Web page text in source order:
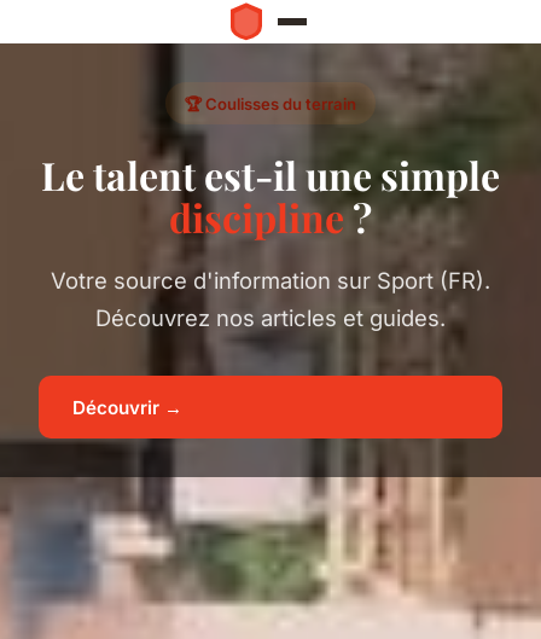
🏆 Coulisses du terrain
Le talent est-il une simple
discipline?
Votre source d'information sur Sport (FR).
Découvrez nos articles et guides.
Découvrir →